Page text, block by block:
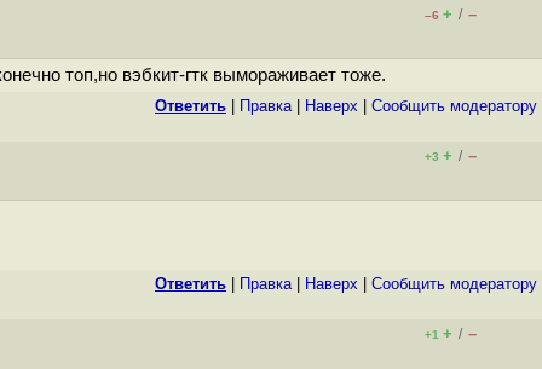
–6 + / –
топ,но вэбкит-гтк вымораживает тоже.
Ответить Правка| Наверх Cообщить модератору
+3 + / –
Ответить Правка| Наверх Cообщить модератору
+1 + / –